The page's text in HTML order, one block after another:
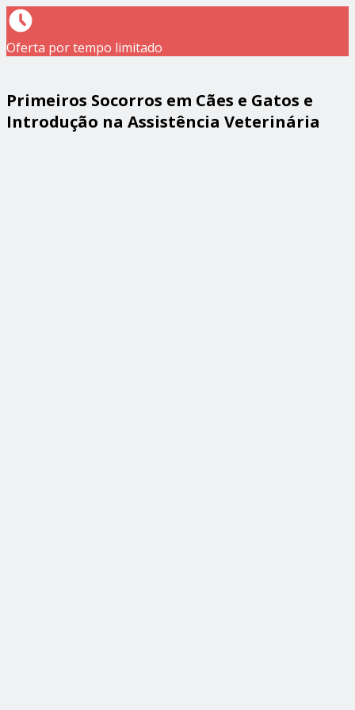
Oferta por tempo limitado
Primeiros Socorros em Cães e Gatos e
Introdução na Assistência Veterinária